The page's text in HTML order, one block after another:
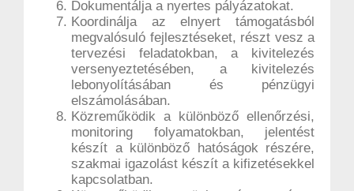
Dokumentálja a nyertes pályázatokat.
Koordinálja az elnyert támogatásból
megvalósuló fejlesztéseket, részt vesz a
tervezési feladatokban, a kivitelezés
versenyeztetésében, a kivitelezés
lebonyolításában és pénzügyi
elszámolásában.
Közreműködik a különböző ellenőrzési,
monitoring folyamatokban, jelentést
készít a különböző hatóságok részére,
szakmai igazolást készít a kifizetésekkel
kapcsolatban.